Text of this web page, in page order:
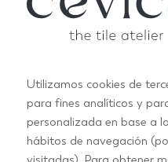
Utilizamos cookies de
para fines analíticos y
personalizada en base a
hábitos de navegación